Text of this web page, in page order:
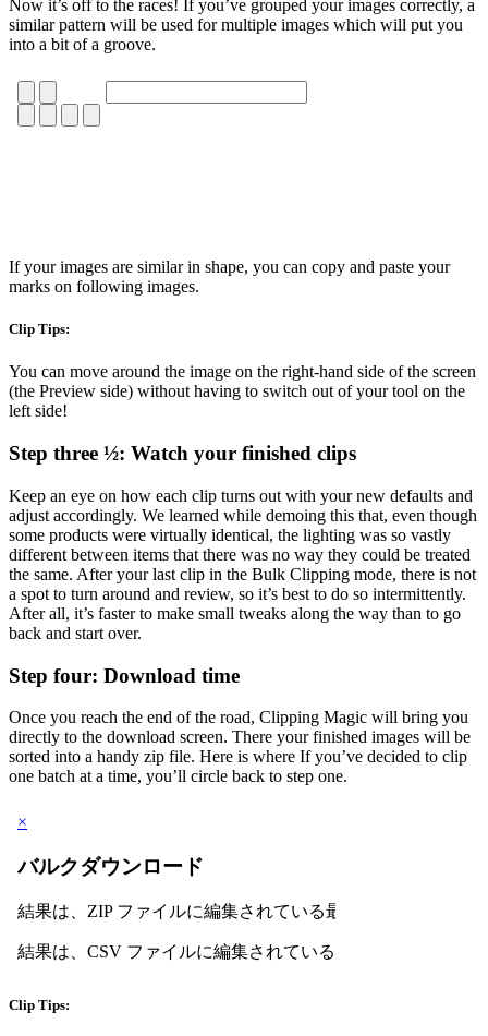
Now it’s off to the races! If you’ve grouped your images correctly, a
similar pattern will be used for multiple images which will put you
into a bit of a groove.
If your images are similar in shape, you can copy and paste your
marks on following images.
Clip Tips:
You can move around the image on the right-hand side of the screen
(the Preview side) without having to switch out of your tool on the
left side!
Step three ½: Watch your finished clips
Keep an eye on how each clip turns out with your new defaults and
adjust accordingly. We learned while demoing this that, even though
some products were virtually identical, the lighting was so vastly
different between items that there was no way they could be treated
the same. After your last clip in the Bulk Clipping mode, there is not
a spot to turn around and review, so it’s best to do so intermittently.
After all, it’s faster to make small tweaks along the way than to go
back and start over.
Step four: Download time
Once you reach the end of the road, Clipping Magic will bring you
directly to the download screen. There your finished images will be
sorted into a handy zip file. Here is where If you’ve decided to clip
one batch at a time, you’ll circle back to step one.
Clip Tips: